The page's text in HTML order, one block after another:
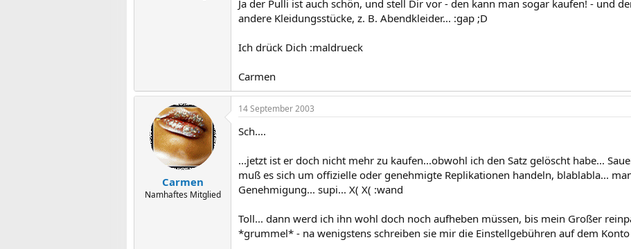
Ja der Pulli ist auch schön, und stell Dir vor - den kann man sogar kaufen! - und
andere Kleidungsstücke, z. B. Abendkleider... :gap ;D
Ich drück Dich :maldrueck
Carmen
Carmen
Namhaftes Mitglied
14 September 2003
Sch....
...jetzt ist er doch nicht mehr zu kaufen...obwohl ich den Satz gelöscht habe...
muß es sich um offizielle oder genehmigte Replikationen handeln, blablabla...
Genehmigung... supi... X( X( :wand
Toll... dann werd ich ihn wohl doch noch aufheben müssen, bis mein Großer
*grummel* - na wenigstens schreiben sie mir die Einstellgebühren auf dem